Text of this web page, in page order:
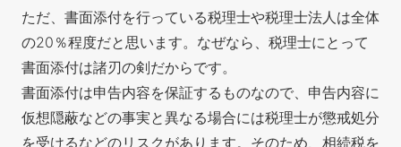
ただ、書面添付を行っている税理士や税理士法人は全体
の20％程度だと思います。なぜなら、税理士にとって
書面添付は諸刃の剣だからです。
書面添付は申告内容を保証するものなので、申告内容に
仮想隠蔽などの事実と異なる場合には税理士が懲戒処分
を受けるなどのリスクがあります。そのため、相続税を